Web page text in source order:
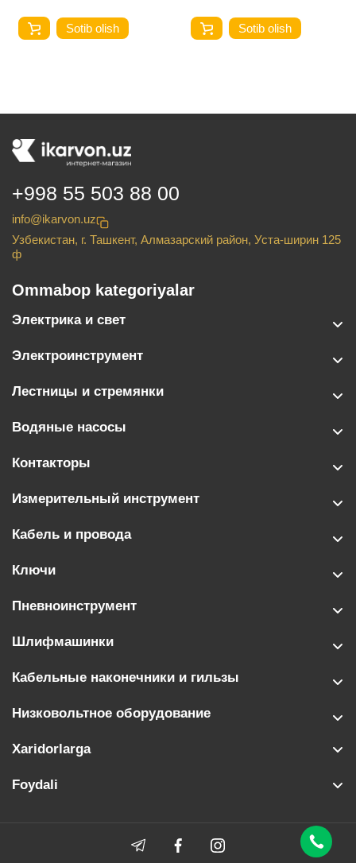
Sotib olish Sotib olish
+998 55 503 88 00
info@ikarvon.uz
Узбекистан, г. Ташкент, Алмазарский район, Уста-ширин 125
ф
Ommabop kategoriyalar
Электрика и свет
Электроинструмент
Лестницы и стремянки
Водяные насосы
Контакторы
Измерительный инструмент
Кабель и провода
Ключи
Пневноинструмент
Шлифмашинки
Кабельные наконечники и гильзы
Низковольтное оборудование
Xaridorlarga
Foydali